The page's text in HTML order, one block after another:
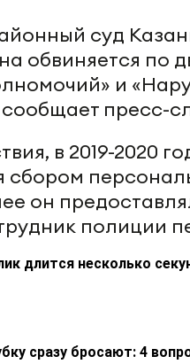
суд
обвиняется по
и
пресс-
в 2019-2020
сбором
он
полиции
длится несколько
сразу бросают: 4